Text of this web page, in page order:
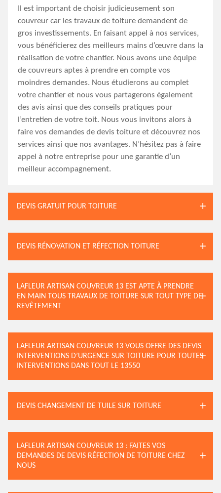
Il est important de choisir judicieusement son
couvreur car les travaux de toiture demandent de
gros investissements. En faisant appel à nos services,
vous bénéficierez des meilleurs mains d’œuvre dans la
réalisation de votre chantier. Nous avons une équipe
de couvreurs aptes à prendre en compte vos
moindres demandes. Nous étudierons au complet
votre chantier et nous vous partagerons également
des avis ainsi que des conseils pratiques pour
l’entretien de votre toit. Nous vous invitons alors à
faire vos demandes de devis toiture et découvrez nos
services ainsi que nos avantages. N’hésitez pas à faire
appel à notre entreprise pour une garantie d’un
meilleur accompagnement.
DEVIS GRATUIT POUR TOITURE
DEVIS RÉNOVATION ET RÉFECTION TOITURE
LAFLEUR ARTISAN COUVREUR 13 EST APTE À PRENDRE
EN MAIN TOUS TRAVAUX DE TOITURE SUR TOUT TYPE DE
REVÊTEMENT
LAFLEUR ARTISAN COUVREUR 13 VOUS OFFRE DES DEVIS
INTERVENTIONS D’URGENCE SUR TOITURE POUR TOUTES
INTERVENTIONS DANS TOUT LE 13550
DEVIS CHANGEMENT DE TUILE SUR TOITURE
LAFLEUR ARTISAN COUVREUR 13 : FAITES VOS
DEMANDES DE DEVIS RÉFECTION DE TOITURE CHEZ
NOUS